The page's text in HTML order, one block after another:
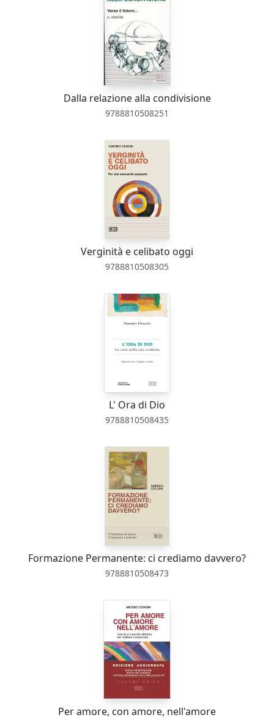
Dalla relazione alla condivisione
9788810508251
Verginità e celibato oggi
9788810508305
L' Ora di Dio
9788810508435
Formazione Permanente: ci crediamo davvero?
9788810508473
Per amore, con amore, nell'amore